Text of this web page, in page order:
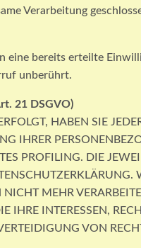
Verarbeitung
eine bereits erteilte
unberührt.
21 DSGVO)
HABEN SIE
IHRER
PROFILING. DIE
MEHR
INTERESSEN,
VON